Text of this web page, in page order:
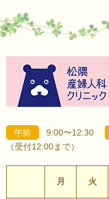
午前
9:00〜12:30
（受付12:00まで）
月 火